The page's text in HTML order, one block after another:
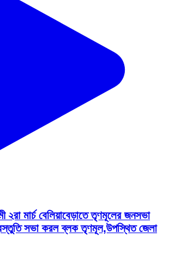
মার্চ বেলিয়াবেড়াতে তৃণমূলের জনসভা
সভা করল ব্লক তৃণমূল,উপস্থিত জেলা